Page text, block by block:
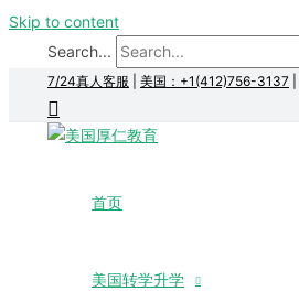
Skip to content
Search...
7/24真人客服 美国：+1(412)756-3137
首页
美国转学升学